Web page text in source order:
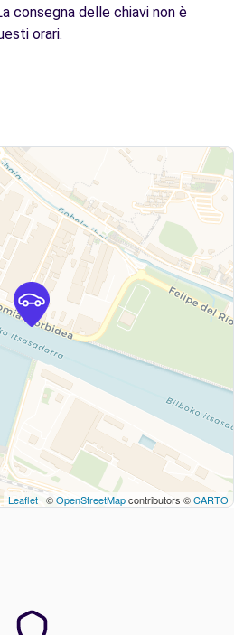
consegna delle chiavi non è
orari.
Leaflet | ©OpenStreetMapcontributors ©CARTO